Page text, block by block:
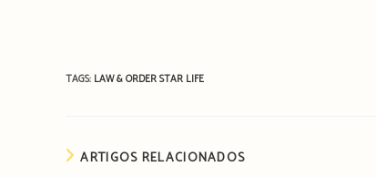
TAGS: LAW & ORDERSTAR LIFE
ARTIGOS RELACIONADOS